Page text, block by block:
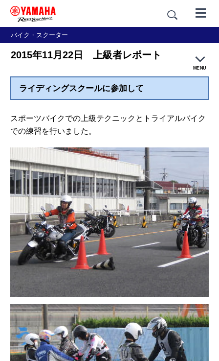
バイク・スクーター
2015年11月22日 上級者レポート
MENU
YRA トップ
大人のバイクレッスン
ライディングスクール
ペーパーライダースクール
安全運転講習会
ヤマハテクニカルセンター：バイク教室
ライディングスクールに参加して
スポーツバイクでの上級テクニックとトライアルバイク
での練習を行いました。